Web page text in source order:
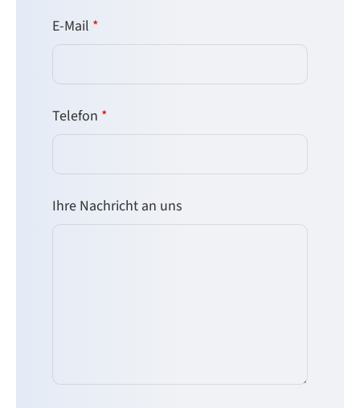
E-Mail *
Telefon *
Ihre Nachricht an uns